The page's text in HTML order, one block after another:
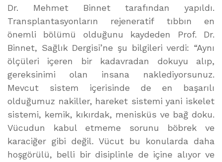
Dr. Mehmet Binnet tarafından yapıldı.
Transplantasyonların rejeneratif tıbbın en
önemli bölümü olduğunu kaydeden Prof. Dr.
Binnet, Sağlık Dergisi’ne şu bilgileri verdi: “Aynı
ölçüleri içeren bir kadavradan dokuyu alıp,
gereksinimi olan insana naklediyorsunuz.
Mevcut sistem içerisinde de en başarılı
olduğumuz nakiller, hareket sistemi yani iskelet
sistemi, kemik, kıkırdak, menisküs ve bağ doku.
Vücudun kabul etmeme sorunu böbrek ve
karaciğer gibi değil. Vücut bu konularda daha
hoşgörülü, belli bir disiplinle de içine alıyor ve